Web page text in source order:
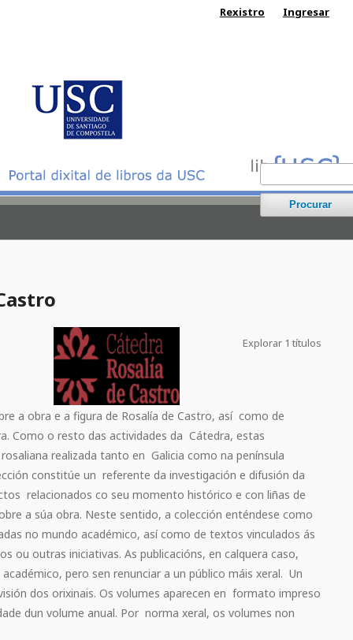
Procurar
Rexistro Ingresar
Explorar 1 títulos
a obra e a figura de Rosalía de Castro, así como de
Como o resto das actividades da Cátedra, estas
realizada tanto en Galicia como na península
constitúe un referente da investigación e difusión da
relacionados co seu momento histórico e con liñas de
a súa obra. Neste sentido, a colección enténdese como
no mundo académico, así como de textos vinculados ás
ou outras iniciativas. As publicacións, en calquera caso,
pero sen renunciar a un público máis xeral. Un
dos orixinais. Os volumes aparecen en formato impreso
dun volume anual. Por norma xeral, os volumes non